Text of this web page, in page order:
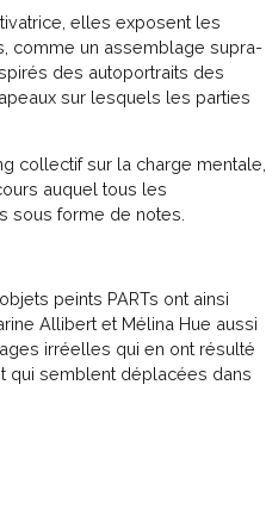
elles exposent les
comme un assemblage supra-
des autoportraits des
sur lesquels les parties
collectif sur la charge mentale,
auquel tous les
sous forme de notes.
peints PARTs ont ainsi
Allibert et Mélina Hue aussi
irréelles qui en ont résulté
qui semblent déplacées dans